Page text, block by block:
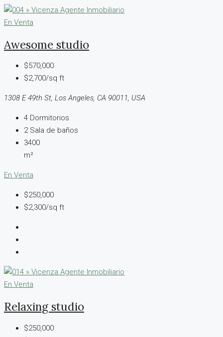
En Venta
Awesome studio
$570,000
$2,700/sq ft
1308 E 49th St, Los Angeles, CA 90011, USA
4 Dormitorios
2 Sala de baños
3400
m²
En Venta
$250,000
$2,300/sq ft
En Venta
Relaxing studio
$250,000